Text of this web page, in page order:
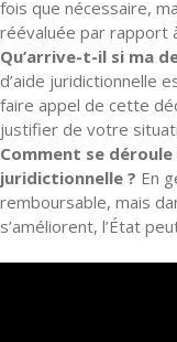
fois que nécessaire,
réévaluée par rapport
Qu’arrive-t-il si ma
d’aide juridictionnelle
faire appel de cette
justifier de votre
Comment se
juridictionnelle ? En
remboursable, mais
s’améliorent, l’État